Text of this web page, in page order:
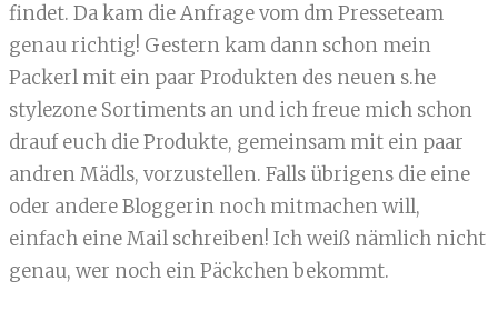
findet. Da kam die Anfrage vom dm Presseteam
genau richtig! Gestern kam dann schon mein
Packerl mit ein paar Produkten des neuen s.he
stylezone Sortiments an und ich freue mich schon
drauf euch die Produkte, gemeinsam mit ein paar
andren Mädls, vorzustellen. Falls übrigens die eine
oder andere Bloggerin noch mitmachen will,
einfach eine Mail schreiben! Ich weiß nämlich nicht
genau, wer noch ein Päckchen bekommt.